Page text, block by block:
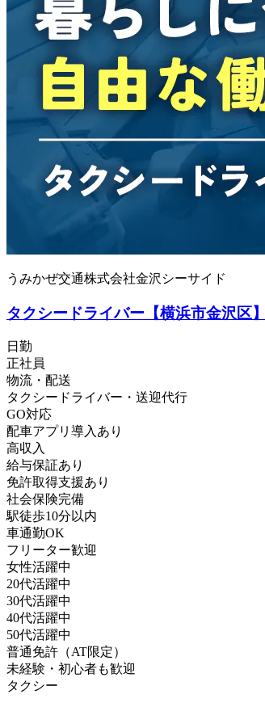
うみかぜ交通株式会社金沢シーサイド
タクシードライバー【横浜市金沢区
日勤
正社員
物流・配送
タクシードライバー・送迎代行
GO対応
配車アプリ導入あり
高収入
給与保証あり
免許取得支援あり
社会保険完備
駅徒歩10分以内
車通勤OK
フリーター歓迎
女性活躍中
20代活躍中
30代活躍中
40代活躍中
50代活躍中
普通免許（AT限定）
未経験・初心者も歓迎
タクシー